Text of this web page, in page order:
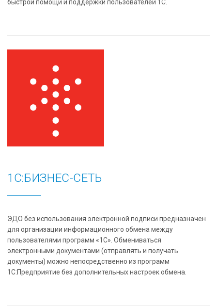
быстрой помощи и поддержки пользователей 1С.
1С:БИЗНЕС-СЕТЬ
ЭДО без использования электронной подписи предназначен
для организации информационного обмена между
пользователями программ «1С». Обмениваться
электронными документами (отправлять и получать
документы) можно непосредственно из программ
1С:Предприятие без дополнительных настроек обмена.